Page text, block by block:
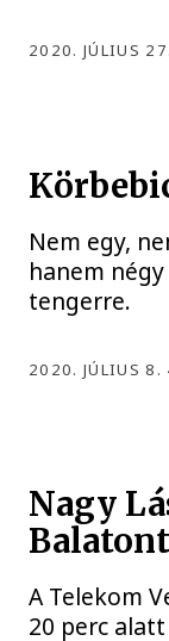
2020. JÚLIUS
Nem egy,
hanem
tengerre.
2020. JÚLIUS 8.
Nagy
Balatont
A Telekom
20 perc